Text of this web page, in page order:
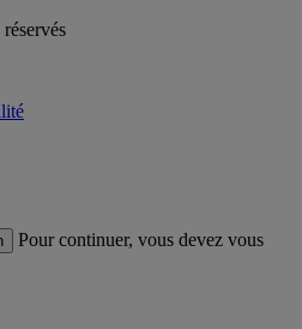
Pour continuer, vous devez vous